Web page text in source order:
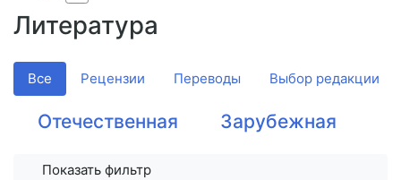
Литература
Все Рецензии Переводы Выбор редакции
Отечественная Зарубежная
Показать фильтр